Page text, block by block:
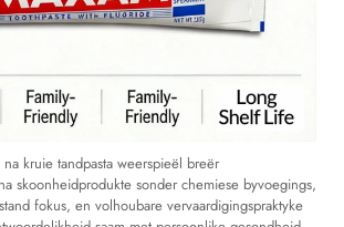
kruie tandpasta weerspieël breër
skoonheidprodukte sonder chemiese byvoegings,
fokus, en volhoubare vervaardigingspraktyke